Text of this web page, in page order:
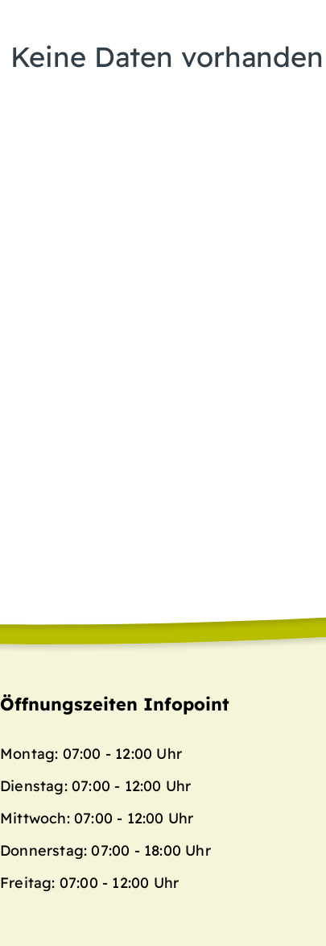
Keine Daten vorhanden
Öffnungszeiten Infopoint
Montag: 07:00 - 12:00 Uhr
Dienstag: 07:00 - 12:00 Uhr
Mittwoch: 07:00 - 12:00 Uhr
Donnerstag: 07:00 - 18:00 Uhr
Freitag: 07:00 - 12:00 Uhr